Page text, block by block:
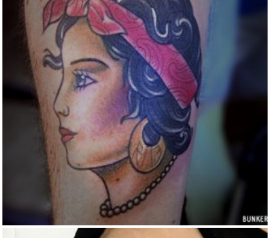
GYPSY GIRL TATTOO
Color Traditional